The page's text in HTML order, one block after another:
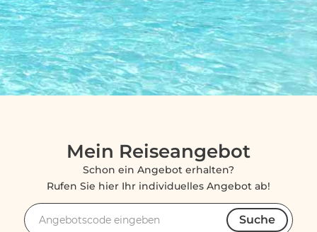
Mein Reiseangebot
Schon ein Angebot erhalten?
Rufen Sie hier Ihr individuelles Angebot ab!
Angebotscode
Suche